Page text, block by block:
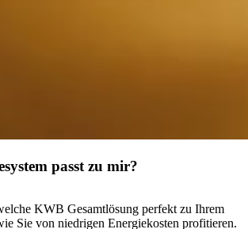
passt zu mir?
KWB Gesamtlösung perfekt zu Ihrem
Sie von niedrigen Energiekosten profitieren.